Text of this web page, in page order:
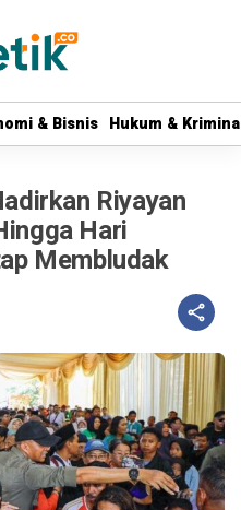
& Bisnis Hukum &
& Bisnis Hukum &
Riyayan
Hari
Membludak